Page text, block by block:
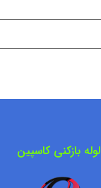
لوله بازکنی کاسپین